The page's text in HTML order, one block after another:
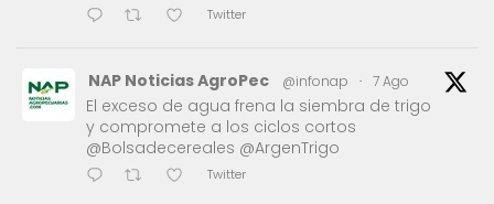
Twitter
NAP Noticias AgroPec @infonap · 7 Ago
El exceso de agua frena la siembra de trigo
y compromete a los ciclos cortos
@Bolsadecereales @ArgenTrigo
Twitter